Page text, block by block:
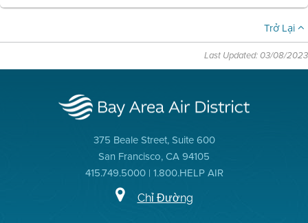
Trở Lại
Last Updated: 03/08/2023
375 Beale Street, Suite 600
San Francisco, CA 94105
415.749.5000 | 1.800.HELP AIR
Chỉ Đường